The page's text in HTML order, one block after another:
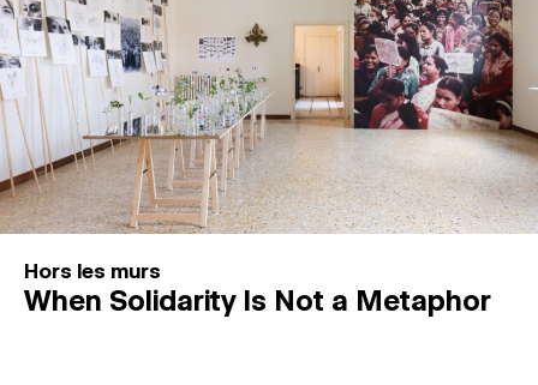
Hors les murs
When Solidarity Is Not a Metaphor